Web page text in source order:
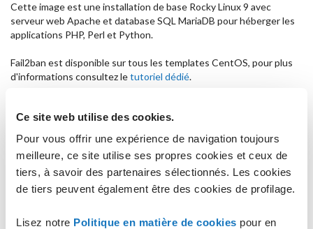
Ce site web utilise des cookies.
Pour vous offrir une expérience de navigation toujours
meilleure, ce site utilise ses propres cookies et ceux de
tiers, à savoir des partenaires sélectionnés. Les cookies
de tiers peuvent également être des cookies de profilage.
Lisez notre Politique en matière de cookies pour en
Cette image est une installation de base Rocky Linux 9 avec
serveur web Apache et database SQL MariaDB pour héberger les
applications PHP, Perl et Python.
Fail2ban est disponible sur tous les templates CentOS, pour plus
d'informations consultez letutoriel dédié.
Accès par SSH avec utilisateur root et le mot de passe.
Accès à la base de données MySQL avec utilisateur root et le mot
de passe par la commande mysql -u root -p
Configurations